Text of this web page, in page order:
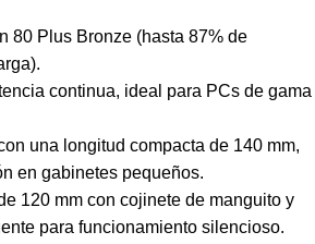
80 Plus Bronze (hasta 87% de
continua, ideal para PCs de gama
una longitud compacta de 140 mm,
en gabinetes pequeños.
120 mm con cojinete de manguito y
para funcionamiento silencioso.